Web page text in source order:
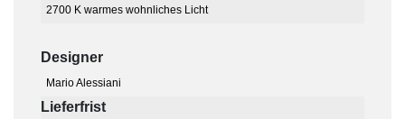
2700 K warmes wohnliches Licht
Designer
Mario Alessiani
Lieferfrist